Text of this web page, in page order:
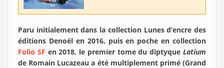
Paru initialement dans la collection Lunes d’encre des
éditions Denoël en 2016, puis en poche en collection
Folio SF en 2018, le premier tome du diptyqueLatium
de Romain Lucazeau a été multiplement primé (Grand